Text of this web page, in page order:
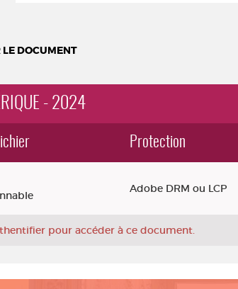
LE DOCUMENT
- 2024
Protection
Adobe DRM ou LCP
pour accéder à ce document.